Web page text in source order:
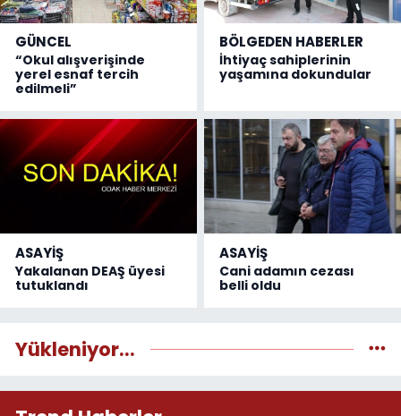
GÜNCEL
“Okul alışverişinde
yerel esnaf tercih
edilmeli”
BÖLGEDEN HABERLER
İhtiyaç sahiplerinin
yaşamına dokundular
ASAYİŞ
Yakalanan DEAŞ üyesi
tutuklandı
ASAYİŞ
Cani adamın cezası
belli oldu
Yükleniyor...